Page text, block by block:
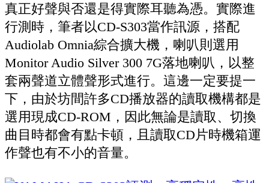
真正好聲與否還是得實際耳聽為憑。實際進
行測時，筆者以CD-S303當作訊源，搭配
Audiolab Omnia綜合擴大機，喇叭則選用
Monitor Audio Silver 300 7G落地喇叭，以整
套兩聲道立體聲形式進行。這邊一定要提一
下，由於坊間許多CD播放器的讀取機構都是
選用現成CD-ROM，因此無論是讀取、切換
曲目時都會有點卡頓，且讀取CD片時機箱運
作聲也有不小的音量。